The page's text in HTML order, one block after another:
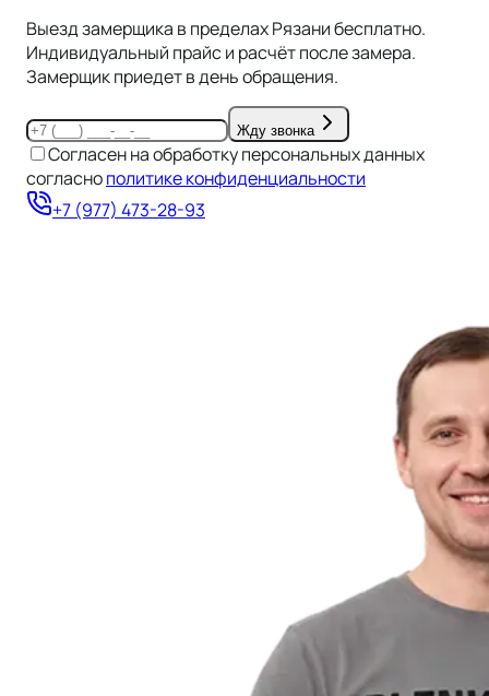
Выезд замерщика в пределахРязанибесплатно.
Индивидуальный прайс и расчёт после замера.
Замерщик приедет в день обращения.
Жду звонка
Согласен на обработку персональных данных
согласнополитике конфиденциальности
+7 (977) 473-28-93